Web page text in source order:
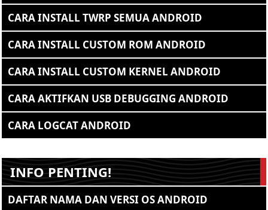
CARA INSTALL TWRP SEMUA ANDROID
CARA INSTALL CUSTOM ROM ANDROID
CARA INSTALL CUSTOM KERNEL ANDROID
CARA AKTIFKAN USB DEBUGGING ANDROID
CARA LOGCAT ANDROID
INFO PENTING!
DAFTAR NAMA DAN VERSI OS ANDROID